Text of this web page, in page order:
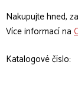
Nakupujte hned,
Více informací na
Katalogové číslo: